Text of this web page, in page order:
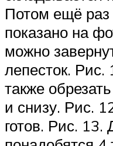
Потом ещё раз
показано на
можно
лепесток.
также
и снизу. Рис.
готов. Рис. 13.